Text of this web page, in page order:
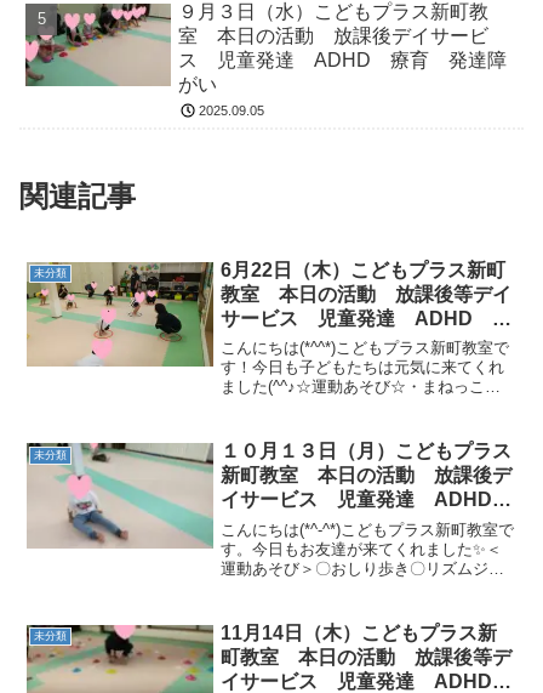
９月３日（水）こどもプラス新町教
室 本日の活動 放課後デイサービ
ス 児童発達 ADHD 療育 発達障
がい
2025.09.05
関連記事
未分類
6月22日（木）こどもプラス新町
教室 本日の活動 放課後等デイ
サービス 児童発達 ADHD 療
育 発達障がい
こんにちは(*^^*)こどもプラス新町教室で
す！今日も子どもたちは元気に来てくれ
ました(^^♪☆運動あそび☆・まねっこ体
→トランポリン10回→フープジャンプ］
明日も元気...
未分類
１０月１３日（月）こどもプラス
新町教室 本日の活動 放課後デ
イサービス 児童発達 ADHD
療育 発達障がい
こんにちは(*^-^*)こどもプラス新町教室で
す。今日もお友達が来てくれました✨＜
運動あそび＞〇おしり歩き〇リズムジャ
も、元気いっぱいに活動してくれまし
た。次回も子ど...
未分類
11月14日（木）こどもプラス新
町教室 本日の活動 放課後等デ
イサービス 児童発達 ADHD